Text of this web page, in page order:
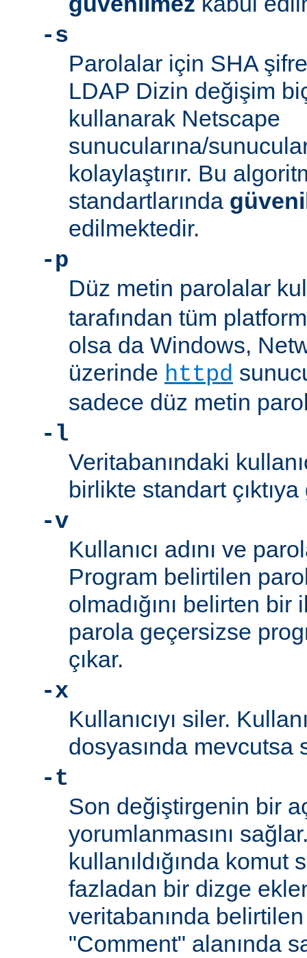
-s
Parolalar için SHA
LDAP Dizin değişim
kullanarak Netscape
sunucularına/
kolaylaştırır. Bu
standartlarında
edilmektedir.
-p
Düz metin parolalar
tarafından tüm
olsa da Windows,
üzerinde httpd
sadece düz metin
-l
Veritabanındaki
birlikte standart
-v
Kullanıcı adını ve
Program belirtilen
olmadığını belirten
parola geçersizse
çıkar.
-x
Kullanıcıyı siler.
dosyasında mevcutsa
-t
Son değiştirgenin bir
yorumlanmasını
kullanıldığında komut
fazladan bir dizge
veritabanında belirtilen
"Comment" alanında